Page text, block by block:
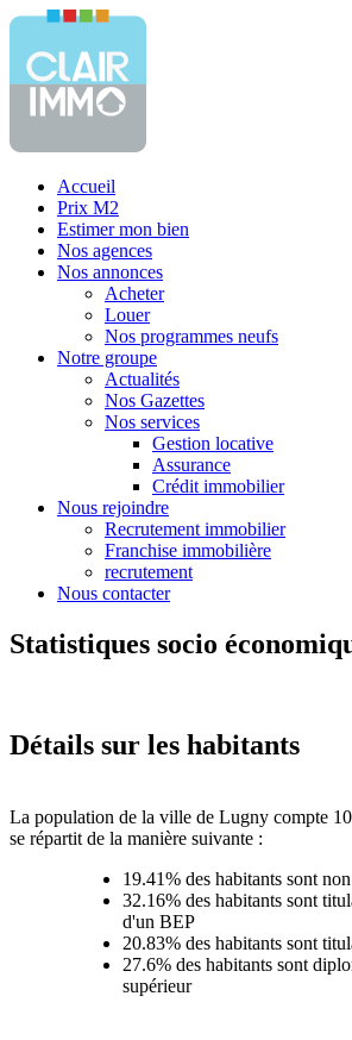
Accueil
Prix M2
Estimer mon bien
Nos agences
Nos annonces
Acheter
Louer
Nos programmes neufs
Notre groupe
Actualités
Nos Gazettes
Nos services
Gestion locative
Assurance
Crédit immobilier
Nous rejoindre
Recrutement immobilier
Franchise immobilière
recrutement
Nous contacter
Statistiques socio
Détails sur les habitants
La population de la ville de Lugny compte
se répartit de la manière suivante :
19.41% des habitants sont
32.16% des habitants sont
d'un BEP
20.83% des habitants sont
27.6% des habitants sont
supérieur